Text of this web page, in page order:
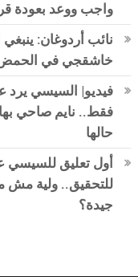
واجب ووعد بعودة
نائب أردوغان:
خاشقجي في
فيديو| السيسي يرد
حالها
أول تعليق
للتحقيق.. ولية
جيدة؟